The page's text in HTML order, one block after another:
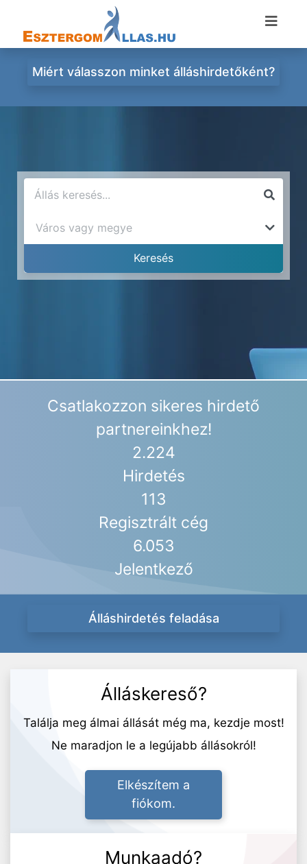
Miért válasszon minket álláshirdetőként?
Csatlakozzon sikeres hirdető
partnereinkhez!
2.224
Hirdetés
113
Regisztrált cég
6.053
Jelentkező
Álláshirdetés feladása
Álláskereső?
Találja meg álmai állását még ma, kezdje most!
Ne maradjon le a legújabb állásokról!
Elkészítem a
fiókom.
Munkaadó?